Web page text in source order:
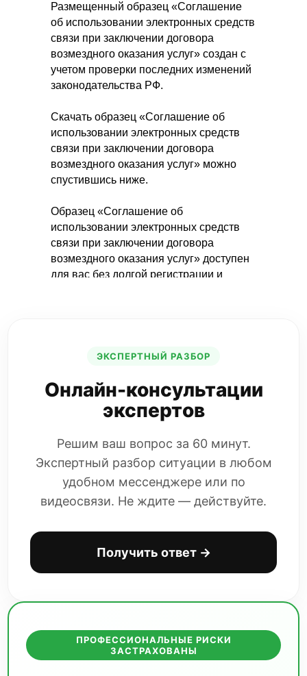
Размещенный образец «Соглашение
об использовании электронных средств
связи при заключении договора
возмездного оказания услуг» создан с
учетом проверки последних изменений
законодательства РФ.
Скачать образец «Соглашение об
использовании электронных средств
связи при заключении договора
возмездного оказания услуг» можно
спустившись ниже.
Образец «Соглашение об
использовании электронных средств
связи при заключении договора
возмездного оказания услуг» доступен
для вас без долгой регистрации и
(3952) 200–464, если Вам необходимы
Если Вы предпочитаете пользоваться
электронной почтой, напишите на
СКАЧАТЬ
ЭКСПЕРТНЫЙ РАЗБОР
Онлайн-консультации
экспертов
Решим ваш вопрос за 60 минут.
Экспертный разбор ситуации в любом
удобном мессенджере или по
видеосвязи. Не ждите — действуйте.
Получить ответ →
ПРОФЕССИОНАЛЬНЫЕ РИСКИ
ЗАСТРАХОВАНЫ